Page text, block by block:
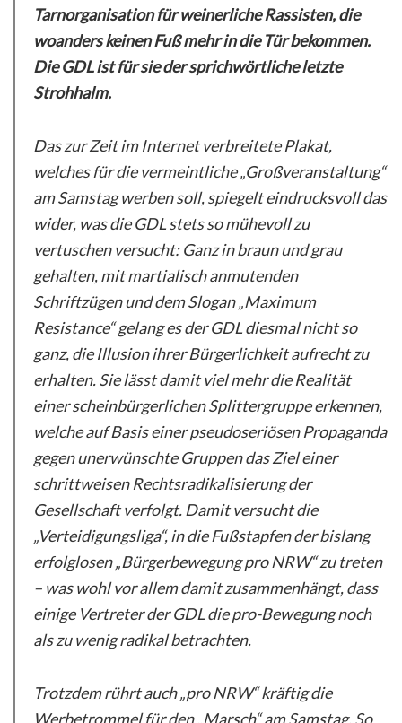
Tarnorganisation für weinerliche Rassisten, die
woanders keinen Fuß mehr in die Tür bekommen.
Die GDL ist für sie der sprichwörtliche letzte
Strohhalm.
Das zur Zeit im Internet verbreitete Plakat,
welches für die vermeintliche „Großveranstaltung“
am Samstag werben soll, spiegelt eindrucksvoll das
wider, was die GDL stets so mühevoll zu
vertuschen versucht: Ganz in braun und grau
gehalten, mit martialisch anmutenden
Schriftzügen und dem Slogan „Maximum
Resistance“ gelang es der GDL diesmal nicht so
ganz, die Illusion ihrer Bürgerlichkeit aufrecht zu
erhalten. Sie lässt damit viel mehr die Realität
einer scheinbürgerlichen Splittergruppe erkennen,
welche auf Basis einer pseudoseriösen Propaganda
gegen unerwünschte Gruppen das Ziel einer
schrittweisen Rechtsradikalisierung der
Gesellschaft verfolgt. Damit versucht die
„Verteidigungsliga“, in die Fußstapfen der bislang
erfolglosen „Bürgerbewegung pro NRW“ zu treten
– was wohl vor allem damit zusammenhängt, dass
einige Vertreter der GDL die pro-Bewegung noch
als zu wenig radikal betrachten.
Trotzdem rührt auch „pro NRW“ kräftig die
Werbetrommel für den „Marsch“ am Samstag. So